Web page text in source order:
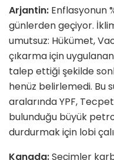
Arjantin: Enflasyonun
günlerden geçiyor.
umutsuz: Hükümet,
çıkarma için
talep ettiği şekilde
henüz belirlemedi. Bu
aralarında YPF,
bulunduğu büyük
durdurmak için lobi
Kanada:Seçimler